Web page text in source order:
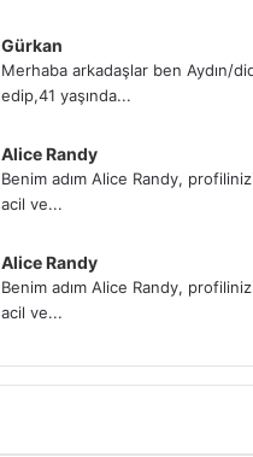
Gürkan
Merhaba arkadaşlar ben Aydın/
edip,41 yaşında...
Alice Randy
Benim adım Alice Randy,
acil ve...
Alice Randy
Benim adım Alice Randy,
acil ve...